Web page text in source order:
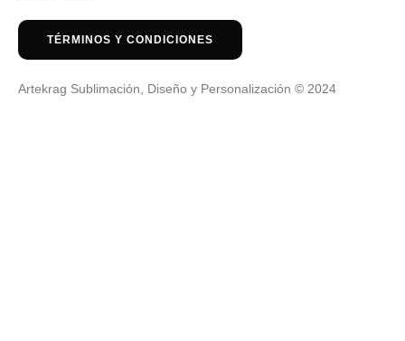
Artekrag Sublimación, Diseño y Personalización © 2024
TÉRMINOS Y CONDICIONES